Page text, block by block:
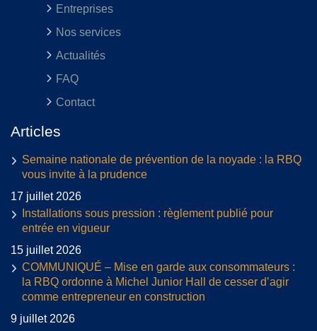
Entreprises
Nos services
Actualités
FAQ
Contact
Articles
Semaine nationale de prévention de la noyade : la RBQ
vous invite à la prudence
17 juillet 2026
Installations sous pression : règlement publié pour
entrée en vigueur
15 juillet 2026
COMMUNIQUÉ – Mise en garde aux consommateurs :
la RBQ ordonne à Michel Junior Hall de cesser d’agir
comme entrepreneur en construction
9 juillet 2026